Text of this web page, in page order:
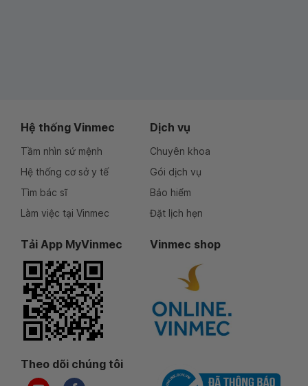
Hệ thống Vinmec
Tầm nhìn sứ mệnh
Hệ thống cơ sở y tế
Tìm bác sĩ
Làm việc tại Vinmec
Dịch vụ
Chuyên khoa
Gói dịch vụ
Bảo hiểm
Đặt lịch hẹn
Tải App MyVinmec Vinmec shop
Theo dõi chúng tôi